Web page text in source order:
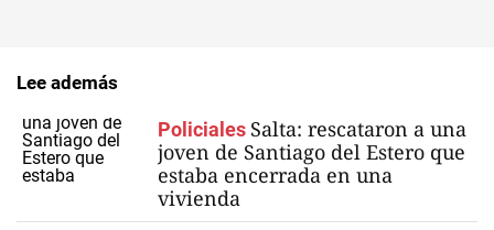
Lee además
Policiales Salta: rescataron a una
joven de Santiago del Estero que
estaba encerrada en una
vivienda